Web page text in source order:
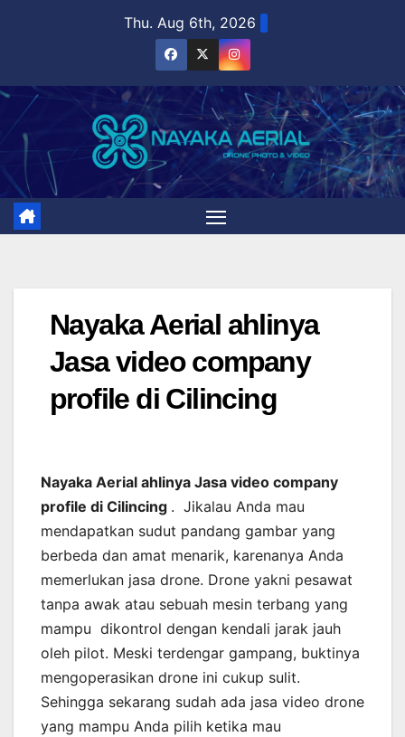
Thu. Aug 6th, 2026
Nayaka Aerial ahlinya
Jasa video company
profile di Cilincing
Nayaka Aerial ahlinya Jasa video company
profile di Cilincing . Jikalau Anda mau
mendapatkan sudut pandang gambar yang
berbeda dan amat menarik, karenanya Anda
memerlukan jasa drone. Drone yakni pesawat
tanpa awak atau sebuah mesin terbang yang
mampu dikontrol dengan kendali jarak jauh
oleh pilot. Meski terdengar gampang, buktinya
mengoperasikan drone ini cukup sulit.
Sehingga sekarang sudah ada jasa video drone
yang mampu Anda pilih ketika mau